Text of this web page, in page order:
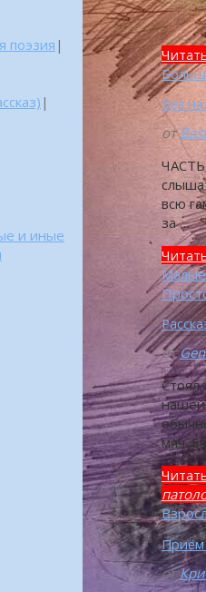
Без
от
ЧАСТЬ
всю
за …
от
Стоял
нашей
мяч.
Приём
от
поэзия |
|
и иные